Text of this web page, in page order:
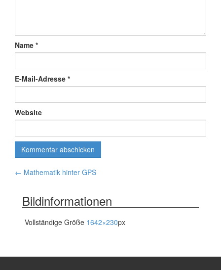
Name *
E-Mail-Adresse *
Website
Artikelnavigation
← Mathematik hinter GPS
Bildinformationen
Vollständige Größe 1642×230px